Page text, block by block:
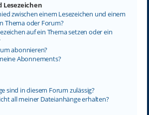
zwischen einem Lesezeichen und einem
Thema oder Forum?
auf ein Thema setzen oder ein
abonnieren?
Abonnements?
sind in diesem Forum zulässig?
all meiner Dateianhänge erhalten?